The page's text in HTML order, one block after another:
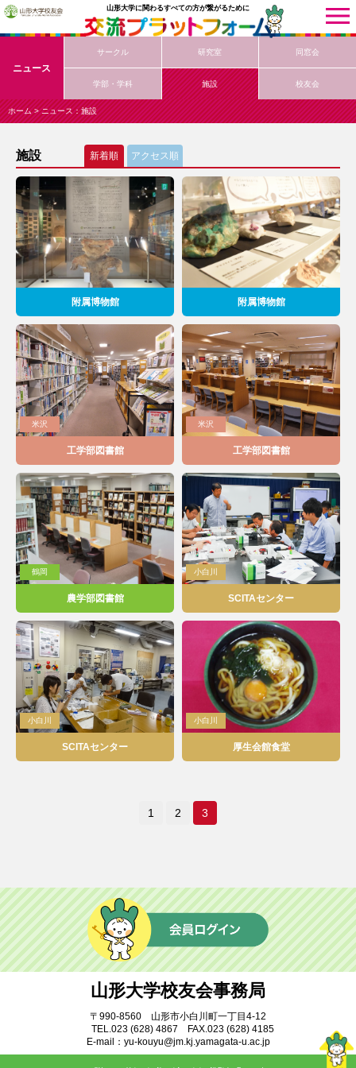
山形大学に関わるすべての方が繋がるために
サークル 研究室
同窓会 学部・学科
施設
イベント
サークル 研究室
同窓会 学部・学科
施設 校友会
同窓会
ふすま同窓会 地域教育文化学部同窓会
蔵王会 樹氷会
米沢工業会 鶴窓会
ベトナム同窓会 中国同窓会
モンゴル同窓会
情報インデックス
サークル 研究室
就職・公務員試験 学部・研究科・センター等
附属施設・関係組織 アーカイブ
交流広場
山形情報広場 卒業生との交流広場
匿名交流広場 保護者の交流広場
ニュース
サークル 研究室 同窓会
学部・学科 施設 校友会
ホーム> ニュース：施設
施設 新着順 アクセス順
附属博物館 附属博物館
米沢
工学部図書館
米沢
工学部図書館
鶴岡
農学部図書館
小白川
SCITAセンター
小白川
SCITAセンター
小白川
厚生会館食堂
1 2 3
山形大学校友会事務局
〒990-8560 山形市小白川町一丁目4-12
TEL.023 (628) 4867 FAX.023 (628) 4185
E-mail：yu-kouyu@jm.kj.yamagata-u.ac.jp